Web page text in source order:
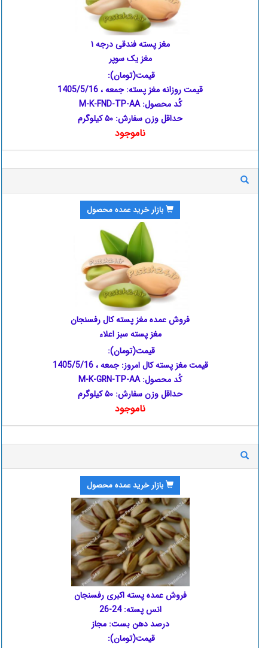
مغز پسته فندقی درجه ۱
مغز یک سوپر
قیمت(تومان):
قیمت روزانه مغز پسته:جمعه ، 1405/5/16
کُد محصول: M-K-FND-TP-AA
حداقل وزن سفارش: ۵۰ کیلوگرم
ناموجود
بازار خرید عمده محصول
فروش عمده مغز پسته کال رفسنجان
مغز پسته سبز اعلاء
قیمت(تومان):
قیمت مغز پسته کال امروز:جمعه ، 1405/5/16
کُد محصول: M-K-GRN-TP-AA
حداقل وزن سفارش: ۵۰ کیلوگرم
ناموجود
بازار خرید عمده محصول
فروش عمده پسته اکبری رفسنجان
انس پسته: 24-26
درصد دهن بست: مجاز
قیمت(تومان):